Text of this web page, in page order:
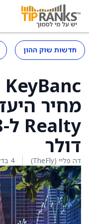
חדשות שוק ההון
דולר
דה פליי (TheFly) 4 בדצמבר 2025